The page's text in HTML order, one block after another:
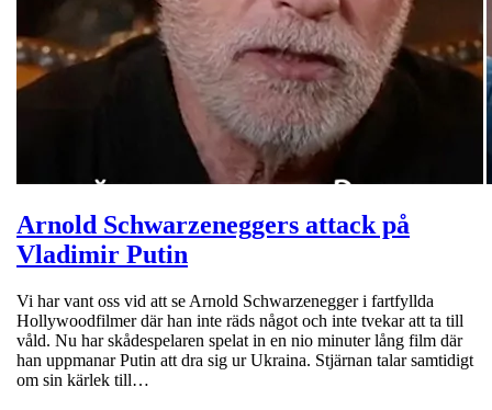
Arnold Schwarzeneggers attack på
Vladimir Putin
Vi har vant oss vid att se Arnold Schwarzenegger i fartfyllda
Hollywoodfilmer där han inte räds något och inte tvekar att ta till
våld. Nu har skådespelaren spelat in en nio minuter lång film där
han uppmanar Putin att dra sig ur Ukraina. Stjärnan talar samtidigt
om sin kärlek till…